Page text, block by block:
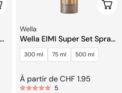
Les Options
Fournisseur:
Wella
Wella EIMI Super Set Spray
De Finition Extra Fort
300 ml 75 ml 500 ml
Prix
À partir de CHF 1.95
5